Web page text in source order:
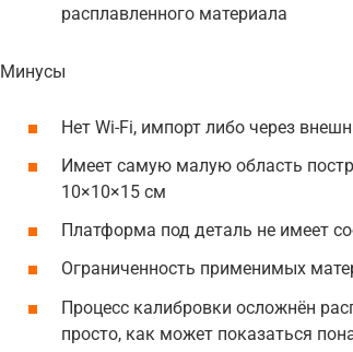
расплавленного материала
Минусы
Нет Wi-Fi, импорт либо через
Имеет самую малую область
10×10×15 см
Платформа под деталь не имеет
Ограниченность применимых
Процесс калибровки осложнён
просто, как может показаться